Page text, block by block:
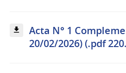
Acta N° 1
20/02/2026) (.pdf